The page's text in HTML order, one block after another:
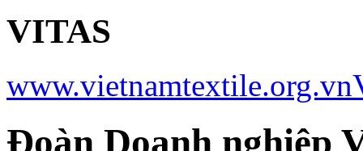
VITAS
www.vietnamtextile.org.vn
Đoàn Doanh nghiệp